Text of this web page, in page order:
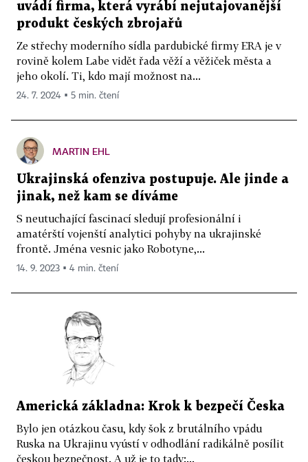
uvádí firma, která vyrábí nejutajovanější
produkt českých zbrojařů
Ze střechy moderního sídla pardubické firmy ERA je v
rovině kolem Labe vidět řada věží a věžiček města a
jeho okolí. Ti, kdo mají možnost na...
24. 7. 2024 ▪ 5 min. čtení
MARTIN EHL
Ukrajinská ofenziva postupuje. Ale jinde a
jinak, než kam se díváme
S neutuchající fascinací sledují profesionální i
amatérští vojenští analytici pohyby na ukrajinské
frontě. Jména vesnic jako Robotyne,...
14. 9. 2023 ▪ 4 min. čtení
Americká základna: Krok k bezpečí Česka
Bylo jen otázkou času, kdy šok z brutálního vpádu
Ruska na Ukrajinu vyústí v odhodlání radikálně posílit
českou bezpečnost. A už je to tady:...